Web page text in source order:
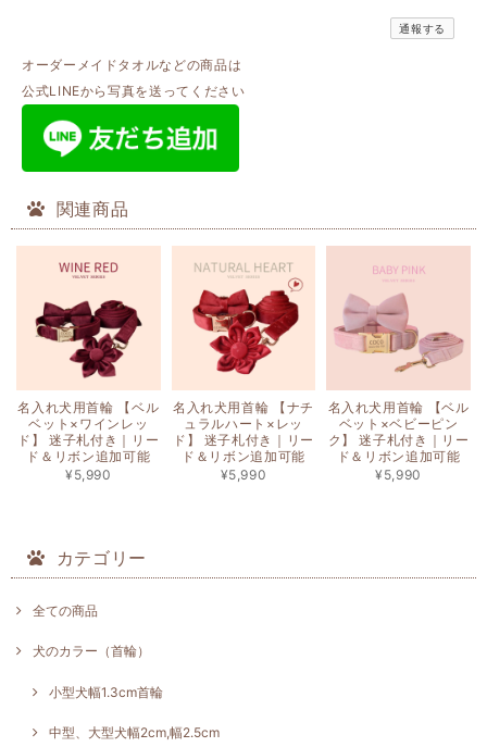
通報する
オーダーメイドタオルなどの商品は
公式LINEから写真を送ってください
関連商品
名入れ犬用首輪 【ベル
ベット×ワインレッ
ド】 迷子札付き｜リー
ド＆リボン追加可能
¥5,990
名入れ犬用首輪 【ナチ
ュラルハート×レッ
ド】 迷子札付き｜リー
ド＆リボン追加可能
¥5,990
名入れ犬用首輪 【ベル
ベット×ベビーピン
ク】 迷子札付き｜リー
ド＆リボン追加可能
¥5,990
カテゴリー
全ての商品
犬のカラー（首輪）
小型犬幅1.3cm首輪
中型、大型犬幅2cm,幅2.5cm